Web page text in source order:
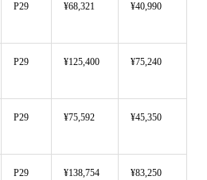
P29 ¥68,321 ¥40,990
P29 ¥125,400 ¥75,240
P29 ¥75,592 ¥45,350
P29 ¥138,754 ¥83,250